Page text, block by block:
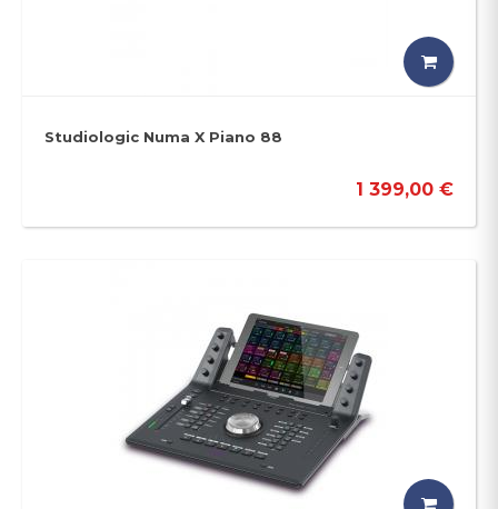
Studiologic Numa X Piano 88
1 399,00 €